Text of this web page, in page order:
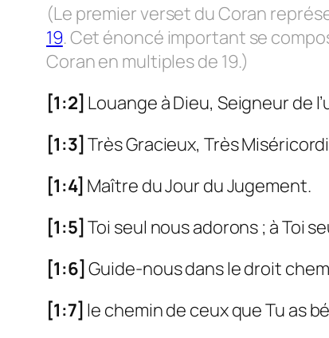
(Le premier verset du Coran
19. Cet énoncé important se
Coran en multiples de 19.)
[1:2] Louange à Dieu, Seigneur de
[1:3] Très Gracieux, Très
[1:4] Maître du Jour du Jugement.
[1:5] Toi seul nous adorons ; à Toi
[1:6] Guide-nous dans le droit
[1:7] le chemin de ceux que Tu as